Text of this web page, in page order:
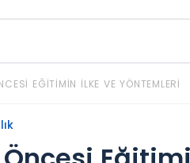
EĞITIMIN İLKE VE YÖNTEMLERI